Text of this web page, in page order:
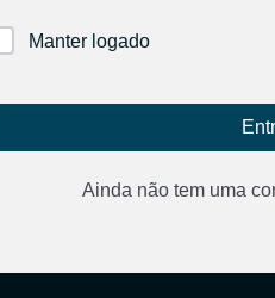
Manter logado
Ainda não tem uma